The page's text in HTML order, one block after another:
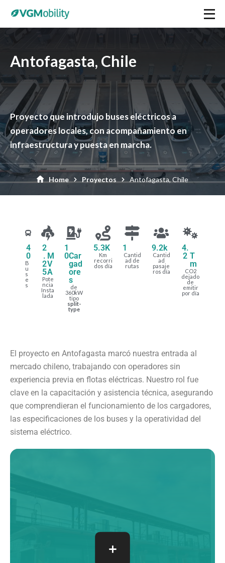
Antofagasta, Chile
Proyecto que introdujo buses eléctricos a
operadores locales, con acompañamiento en
infraestructura y puesta en marcha.
Home Proyectos Antofagasta, Chile
4
0
B
u
s
e
s
2
.
2
5
M
V
A
Pote
ncia
Insta
lada
1
0Car
gad
ore
s
de
360kW
tipo
split-
type
5.3K
Km
recorri
dos día
1
Cantid
ad de
rutas
9.2k
Cantid
ad
pasaje
ros día
4.
2 T
m
CO2
dejado
de
emitir
por día
El proyecto en Antofagasta marcó nuestra entrada al
mercado chileno, trabajando con operadores sin
experiencia previa en flotas eléctricas. Nuestro rol fue
clave en la capacitación y asistencia técnica, asegurando
que comprendieran el funcionamiento de los cargadores,
las especificaciones de los buses y la operatividad del
sistema eléctrico.